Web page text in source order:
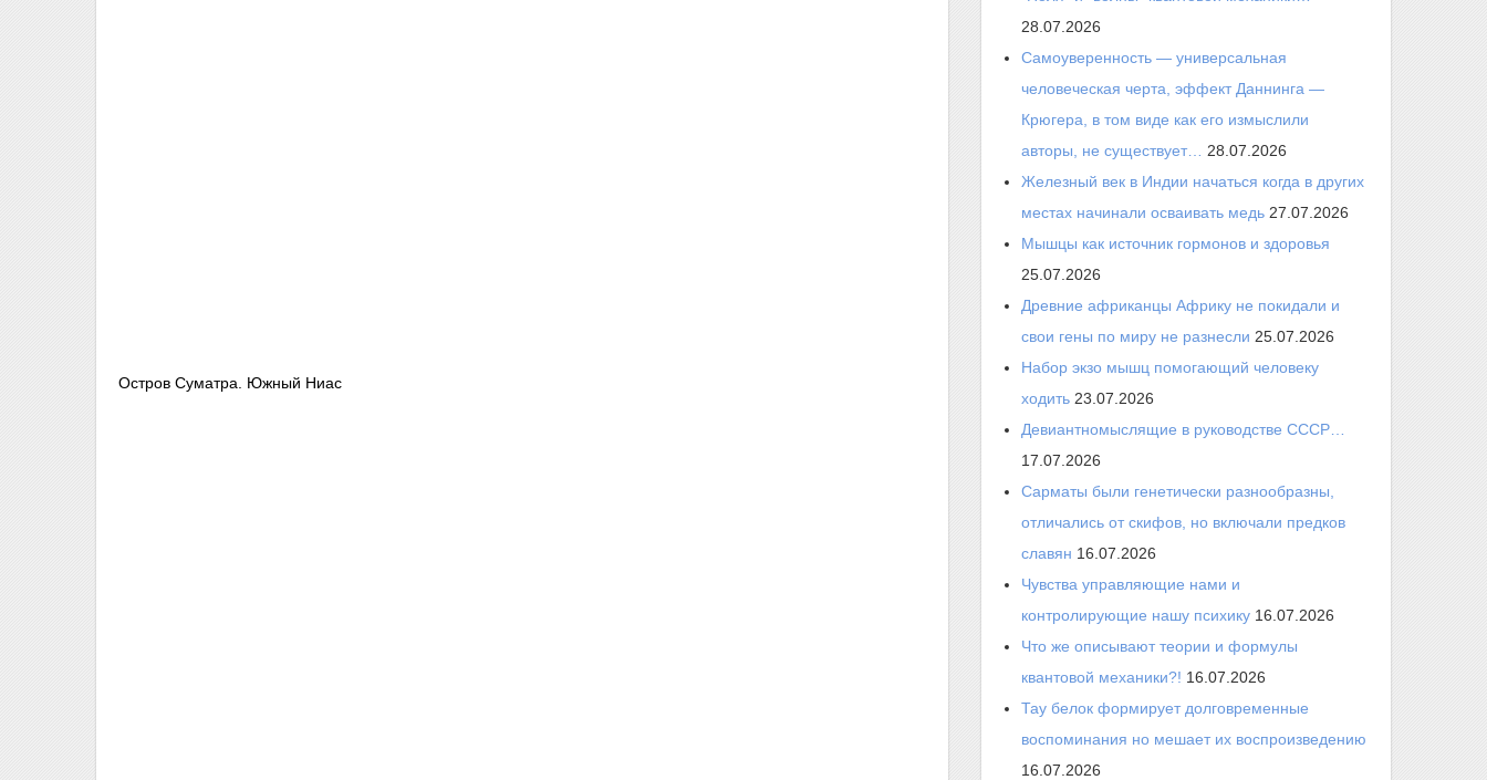
Остров Суматра. Южный Ниас
28.07.2026
Самоуверенность — универсальная
человеческая черта, эффект Даннинга —
Крюгера, в том виде как его измыслили
авторы, не существует…
28.07.2026
Железный век в Индии начаться когда в других
местах начинали осваивать медь 27.07.2026
Мышцы как источник гормонов и здоровья
25.07.2026
Древние африканцы Африку не покидали и
свои гены по миру не разнесли 25.07.2026
Набор экзо мышц помогающий человеку
ходить 23.07.2026
Девиантномыслящие в руководстве СССР…
17.07.2026
Сарматы были генетически разнообразны,
отличались от скифов, но включали предков
славян 16.07.2026
Чувства управляющие нами и
контролирующие нашу психику 16.07.2026
Что же описывают теории и формулы
квантовой механики?! 16.07.2026
Тау белок формирует долговременные
воспоминания но мешает их воспроизведению
16.07.2026